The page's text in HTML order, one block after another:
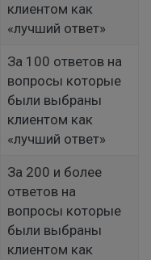
клиентом как
«лучший ответ»
За 100 ответов на
вопросы которые
были выбраны
клиентом как
«лучший ответ»
За 200 и более
ответов на
вопросы которые
были выбраны
клиентом как